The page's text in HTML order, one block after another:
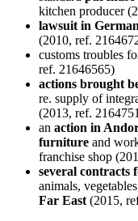
kitchen producer
lawsuit in
(2010, ref.
customs troubles
ref. 21646565)
actions brought
re. supply of
(2013, ref.
an action in
furniture and
franchise shop
several contracts
animals,
Far East(2015,